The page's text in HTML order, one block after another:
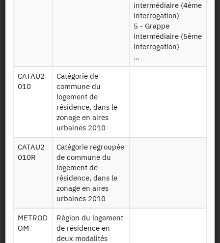
individuel lors de
Menage17
chaque ménage
stricto sensu ses
revenus et
caractéristiques
au quatrième
trimestre 2017
de l'Enquête
Emploi en
continu
Indfip2017
Fichier décrivant
les individus qui
n'appartiennent
pas à un ménage
de l'Enquête
Emploi mais qui
ont été retrouvés
dans la
intermédiaire (4ème
interrogation)
5 - Grappe
intermédiaire (5ème
interrogation)
...
CATAU2
010
Catégorie de
commune du
logement de
résidence, dans le
zonage en aires
urbaines 2010
CATAU2
010R
Catégorie regroupée
de commune du
logement de
résidence, dans le
zonage en aires
urbaines 2010
METROD
OM
Région du logement
de résidence en
deux modalités